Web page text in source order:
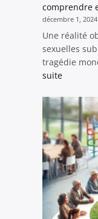
comprendre
décembre 1, 2024
Une réalité
sexuelles
tragédie
suite:
la
lutte
contre
la
est
par
les